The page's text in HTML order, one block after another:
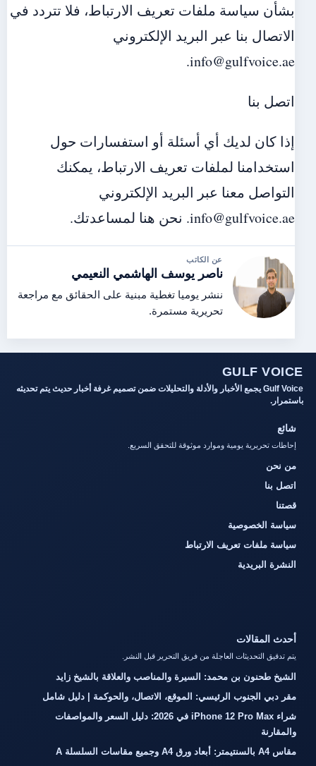
بشأن سياسة ملفات تعريف الارتباط، فلا تتردد في
الاتصال بنا عبر البريد الإلكتروني
info@gulfvoice.ae.
اتصل بنا
إذا كان لديك أي أسئلة أو استفسارات حول
استخدامنا لملفات تعريف الارتباط، يمكنك
التواصل معنا عبر البريد الإلكتروني
info@gulfvoice.ae. نحن هنا لمساعدتك.
عن الكاتب
ناصر يوسف الهاشمي النعيمي
ننشر يوميا تغطية مبنية على الحقائق مع مراجعة
تحريرية مستمرة.
GULF VOICE
Gulf Voice يجمع الأخبار والأدلة والتحليلات ضمن تصميم غرفة أخبار حديث يتم تحديثه
باستمرار.
شائع
إحاطات تحريرية يومية وموارد موثوقة للتحقق السريع.
من نحن
اتصل بنا
قصتنا
سياسة الخصوصية
سياسة ملفات تعريف الارتباط
النشرة البريدية
أحدث المقالات
يتم تدقيق التحديثات العاجلة من فريق التحرير قبل النشر.
الشيخ طحنون بن محمد: السيرة والمناصب والعلاقة بالشيخ زايد
مقر دبي الجنوب الرئيسي: الموقع، الاتصال، والحوكمة | دليل شامل
شراء iPhone 12 Pro Max في 2026: دليل السعر والمواصفات
والمقارنة
مقاس A4 بالسنتيمتر: أبعاد ورق A4 وجميع مقاسات السلسلة A